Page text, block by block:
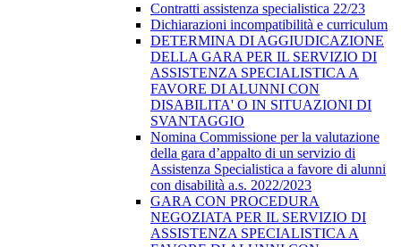
Contratti assistenza specialistica 22/23
Dichiarazioni incompatibilità e curriculum
DETERMINA DI AGGIUDICAZIONE
DELLA GARA PER IL SERVIZIO DI
ASSISTENZA SPECIALISTICA A
FAVORE DI ALUNNI CON
DISABILITA' O IN SITUAZIONI DI
SVANTAGGIO
Nomina Commissione per la valutazione
della gara d’appalto di un servizio di
Assistenza Specialistica a favore di alunni
con disabilità a.s. 2022/2023
GARA CON PROCEDURA
NEGOZIATA PER IL SERVIZIO DI
ASSISTENZA SPECIALISTICA A